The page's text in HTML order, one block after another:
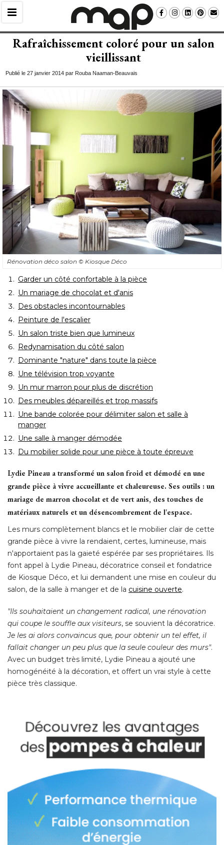
Rafraîchissement coloré pour un salon
vieillissant
Publié le 27 janvier 2014 par Rouba Naaman-Beauvais
Rénovation déco salon © Kiosque Déco
Garder un côté confortable à la pièce
Un mariage de chocolat et d'anis
Des obstacles incontournables
Peinture de l'escalier
Un salon triste bien que lumineux
Redynamisation du côté salon
Dominante "nature" dans toute la pièce
Une télévision trop voyante
Un mur marron pour plus de discrétion
Des meubles dépareillés et trop massifs
Une bande colorée pour délimiter salon et salle à
manger
Une salle à manger démodée
Du mobilier solide pour une pièce à toute épreuve
Lydie Pineau a transformé un salon froid et démodé en une
grande pièce à vivre accueillante et chaleureuse. Ses outils : un
mariage de marron chocolat et de vert anis, des touches de
matériaux naturels et un désencombrement de l'espace.
Les murs complètement blancs et le mobilier clair de cette
grande pièce à vivre la rendaient, certes, lumineuse, mais
n'apportaient pas la gaieté espérée par ses propriétaires. Ils
font appel à Lydie Pineau, décoratrice conseil et fondatrice
de Kiosque Déco, et lui demandent une mise en couleur du
salon, de la salle à manger et de la cuisine ouverte.
"Ils souhaitaient un changement radical, une rénovation
qui coupe le souffle aux visiteurs, se souvient la décoratrice.
Je les ai alors convaincus que, pour obtenir un tel effet, il
fallait changer un peu plus que la seule couleur des murs".
Avec un budget très limité, Lydie Pineau a ajouté une
homogénéité à la décoration, et offert un vrai style à cette
pièce très classique.